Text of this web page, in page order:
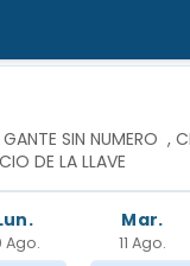
SIN NUMERO  ,
DE LA LLAVE
Ago.
Mar.
11 Ago.